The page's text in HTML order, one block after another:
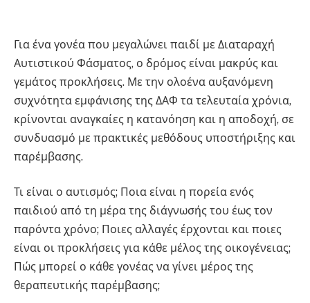
Για ένα γονέα που μεγαλώνει παιδί με Διαταραχή
Αυτιστικού Φάσματος, ο δρόμος είναι μακρύς και
γεμάτος προκλήσεις. Με την ολοένα αυξανόμενη
συχνότητα εμφάνισης της ΔΑΦ τα τελευταία χρόνια,
κρίνονται αναγκαίες η κατανόηση και η αποδοχή, σε
συνδυασμό με πρακτικές μεθόδους υποστήριξης και
παρέμβασης.
Τι είναι ο αυτισμός; Ποια είναι η πορεία ενός
παιδιού από τη μέρα της διάγνωσής του έως τον
παρόντα χρόνο; Ποιες αλλαγές έρχονται και ποιες
είναι οι προκλήσεις για κάθε μέλος της οικογένειας;
Πώς μπορεί ο κάθε γονέας να γίνει μέρος της
θεραπευτικής παρέμβασης;